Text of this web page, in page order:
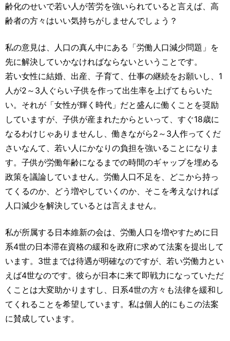
齢化のせいで若い人が苦労を強いられていると言えば、高
齢者の方々はいい気持ちがしませんでしょう？
私の意見は、人口の真ん中にある「労働人口減少問題」を
先に解決していかなければならないということです。
若い女性に結婚、出産、子育て、仕事の継続をお願いし、1
人が2～3人ぐらい子供を作って出生率を上げてもらいた
い。それが「女性が輝く時代」だと盛んに働くことを奨励
していますが、子供が産まれたからといって、すぐ18歳に
なるわけじゃありませんし、働きながら2～3人作ってくだ
さいなんて、若い人にかなりの負担を強いることになりま
す。子供が労働年齢になるまでの時間のギャップを埋める
政策を議論していません。労働人口不足を、どこから持っ
てくるのか、どう増やしていくのか、そこを考えなければ
人口減少を解決しているとは言えません。
私が所属する日本維新の会は、労働人口を増やすために日
系4世の日本滞在資格の緩和を政府に求めて法案を提出して
います。3世までは待遇が明確なのですが、若い労働力とい
えば4世なのです。彼らが日本に来て即戦力になっていただ
くことは大変助かりますし、日系4世の方々も法律を緩和し
てくれることを希望しています。私は個人的にもこの法案
に賛成しています。